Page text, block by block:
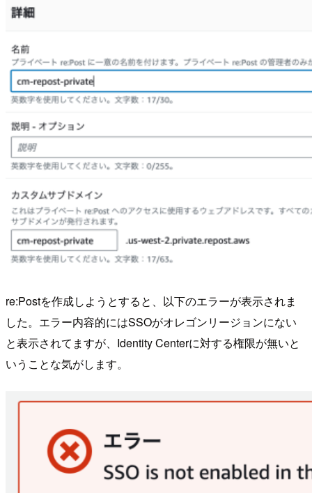
re:Postを作成しようとすると、以下のエラーが表示されま
した。エラー内容的にはSSOがオレゴンリージョンにない
と表示されてますが、Identity Centerに対する権限が無いと
いうことな気がします。